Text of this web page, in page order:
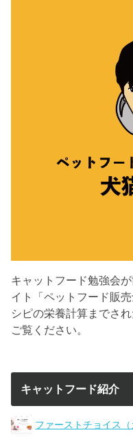
キャットフード勉強会
イト「ペットフード販
シピの栄養計算までさ
ご覧ください。
キャットフード紹介
ファーストチョイス（